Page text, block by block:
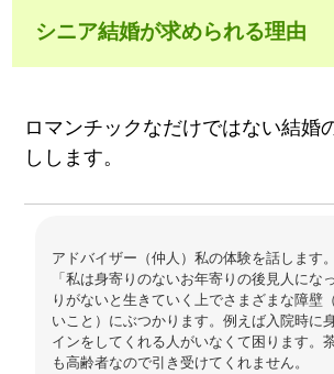
シニア結婚が求められる理由
ロマンチックなだけではない結婚
しします。
アドバイザー（仲人）私の体験を話します。
「私は身寄りのないお年寄りの後見人にな
りがないと生きていく上でさまざまな障壁
いこと）にぶつかります。例えば入院時に
インをしてくれる人がいなくて困ります。
も高齢者なので引き受けてくれません。